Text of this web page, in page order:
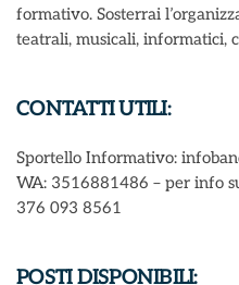
formativo. Sosterrai
teatrali, musicali, informatici,
CONTATTI UTILI:
Sportello Informativo:
WA: 3516881486 – per info
376 093 8561
POSTI DISPONIBILI: